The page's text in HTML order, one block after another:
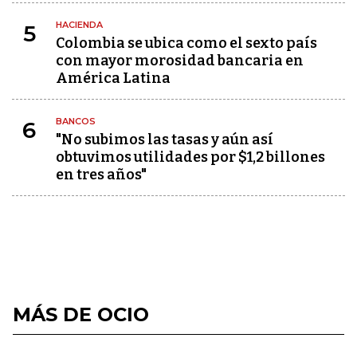
5 HACIENDA
Colombia se ubica como el sexto país
con mayor morosidad bancaria en
América Latina
6 BANCOS
"No subimos las tasas y aún así
obtuvimos utilidades por $1,2 billones
en tres años"
MÁS DE OCIO